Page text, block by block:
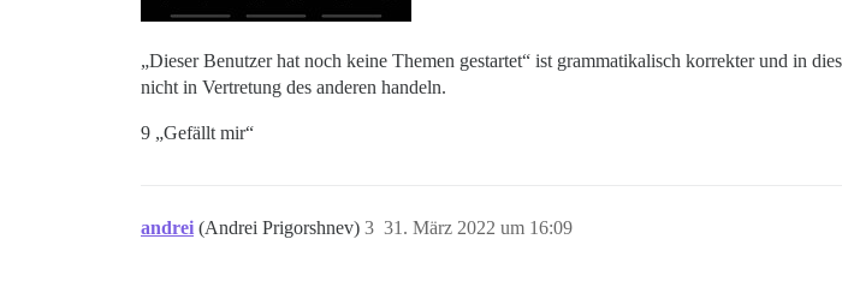
„Dieser Benutzer hat noch keine Themen gestartet“ ist grammatikalisch korrekter und in
nicht in Vertretung des anderen handeln.
9 „Gefällt mir“
andrei (Andrei Prigorshnev) 31. März 2022 um 16:09
3